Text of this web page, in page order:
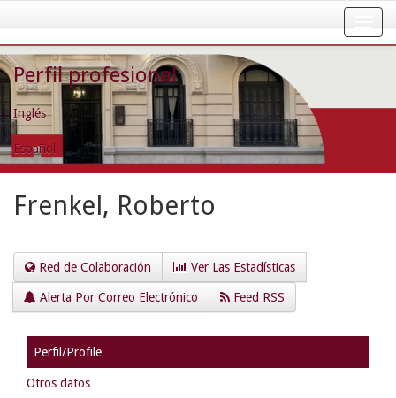
navigation
Perfil profesional
Inglés
Español
Frenkel, Roberto
Red de Colaboración Ver Las Estadísticas
Alerta Por Correo Electrónico Feed RSS
Perfil/Profile
Otros datos